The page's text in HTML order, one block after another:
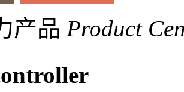
产品 Product